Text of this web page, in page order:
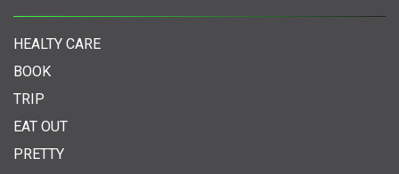
HEALTY CARE
BOOK
TRIP
EAT OUT
PRETTY